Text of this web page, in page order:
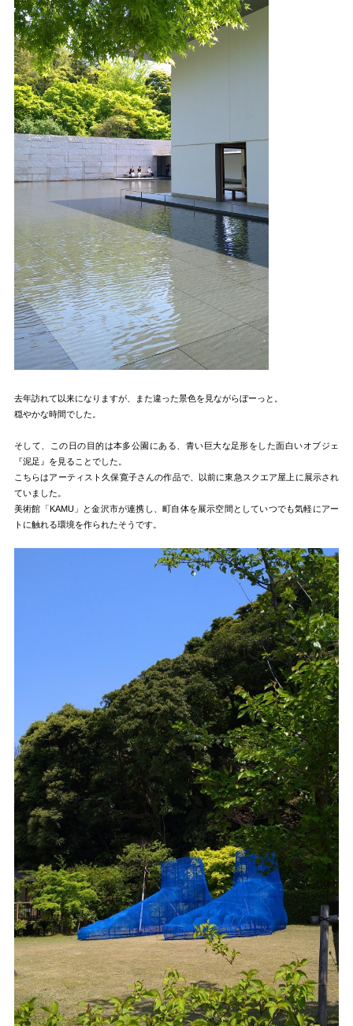
去年訪れて以来になりますが、また違った景色を見ながらぼーっと。
穏やかな時間でした。
そして、この日の目的は本多公園にある、青い巨大な足形をした面白いオブジェ
『泥足』を見ることでした。
こちらはアーティスト久保寛子さんの作品で、以前に東急スクエア屋上に展示され
ていました。
美術館「KAMU」と金沢市が連携し、町自体を展示空間としていつでも気軽にアー
トに触れる環境を作られたそうです。